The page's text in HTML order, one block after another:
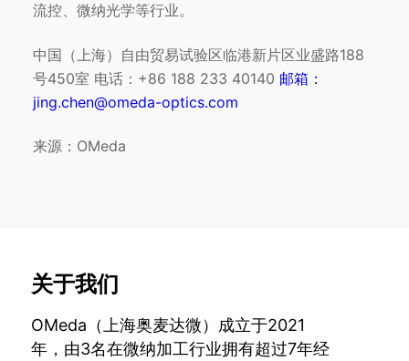
流控、微纳光学等行业。
中国（上海）自由贸易试验区临港新片区业盛路188
号450室 电话：+86 188 233 40140 邮箱：
jing.chen@omeda-optics.com
来源：OMeda
关于我们
OMeda（上海奥麦达微）成立于2021
年，由3名在微纳加工行业拥有超过7年经